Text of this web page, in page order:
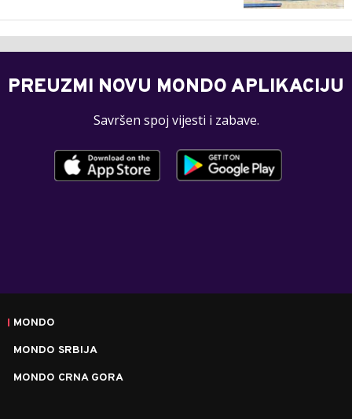
PREUZMI NOVU MONDO APLIKACIJU
Savršen spoj vijesti i zabave.
MONDO
MONDO SRBIJA
MONDO CRNA GORA